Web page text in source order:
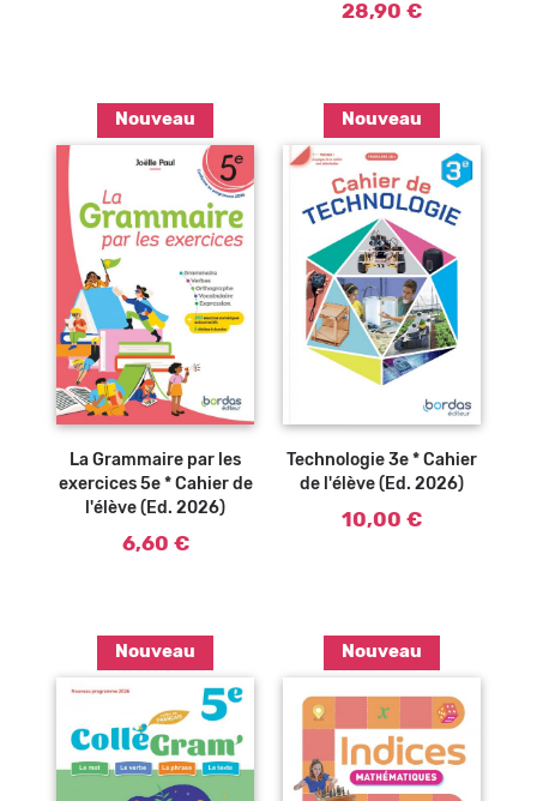
28,90 €
Nouveau
Ajouter au
La Grammaire par les
exercices 5e * Cahier de
l'élève (Ed. 2026)
6,60 €
Nouveau
Ajouter au
Technologie 3e * Cahier
de l'élève (Ed. 2026)
10,00 €
Nouveau Nouveau